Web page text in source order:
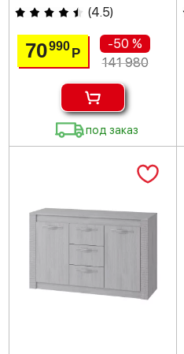
(4.5)
70990Р
-50 %
141 980
под заказ